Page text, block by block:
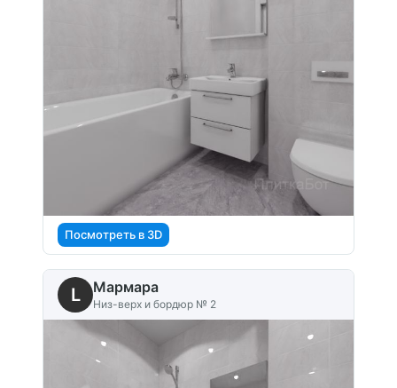
Посмотреть в 3D
L Мармара
Низ-верх и бордюр № 2